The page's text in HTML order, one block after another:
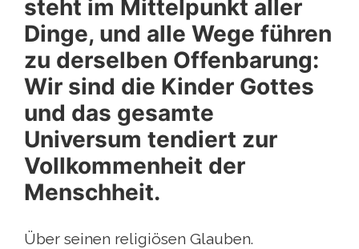
steht im Mittelpunkt aller
Dinge, und alle Wege führen
zu derselben Offenbarung:
Wir sind die Kinder Gottes
und das gesamte
Universum tendiert zur
Vollkommenheit der
Menschheit.
Über seinen religiösen Glauben.